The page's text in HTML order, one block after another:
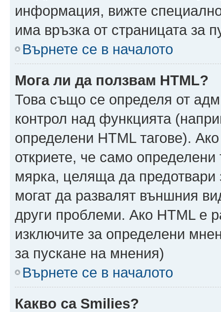
информация, вижте
има връзка от страницата за
Върнете се в началото
Мога ли да ползвам HTML?
Това също се определя от
контрол над функцията
определени HTML тагове).
откриете, че само определени
мярка, целяща да предотвари
могат да развалят външния
други проблеми. Ако HTML е
изключите за определени
за пускане на мнения)
Върнете се в началото
Какво са Smilies?